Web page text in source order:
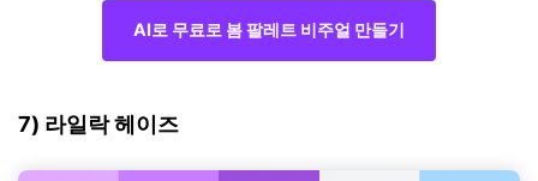
AI로 무료로 봄 팔레트 비주얼 만들기
7) 라일락 헤이즈